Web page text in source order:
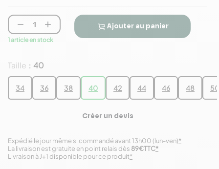
Taille : 40
34 36 38 40 42 44 46 48 50
 
1 article en stock
Ajouter au panier
Créer un devis
Expédié le jour même si commandé avant 13h00 (lun-ven)*
Livraison à J+1 disponible pour ce produit*
La livraison est gratuite en point relais dès 89€TTC*